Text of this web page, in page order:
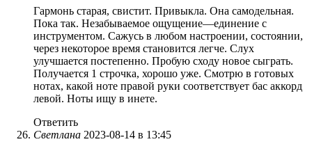
Гармонь старая, свистит. Привыкла. Она самодельная.
Пока так. Незабываемое ощущение—единение с
инструментом. Сажусь в любом настроении, состоянии,
через некоторое время становится легче. Слух
улучшается постепенно. Пробую сходу новое сыграть.
Получается 1 строчка, хорошо уже. Смотрю в готовых
нотах, какой ноте правой руки соответствует бас аккорд
левой. Ноты ищу в инете.
Ответить
Светлана 2023-08-14 в 13:45